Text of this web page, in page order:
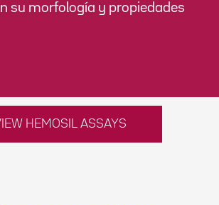
su morfología y propiedades
HEMOSIL ASSAYS